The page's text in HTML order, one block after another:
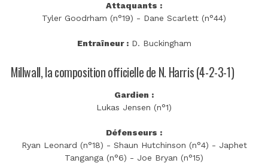
Attaquants :
Tyler Goodrham (n°19) - Dane Scarlett (n°44)
Entraîneur :D. Buckingham
Millwall, la composition officielle de N. Harris (4-2-3-1)
Gardien :
Lukas Jensen (n°1)
Défenseurs :
Ryan Leonard (n°18) - Shaun Hutchinson (n°4) - Japhet
Tanganga (n°6) - Joe Bryan (n°15)